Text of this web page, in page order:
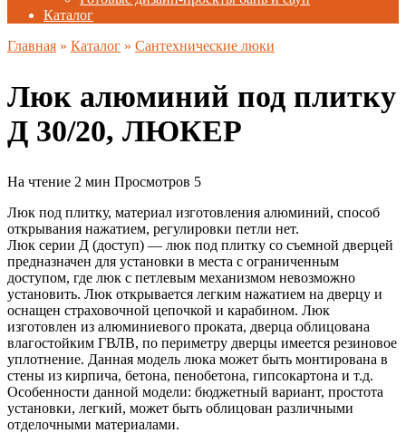
Каталог
Главная » Каталог » Сантехнические люки
Люк алюминий под плитку
Д 30/20, ЛЮКЕР
На чтение 2 мин Просмотров 5
Люк под плитку, материал изготовления алюминий, способ
открывания нажатием, регулировки петли нет.
Люк серии Д (доступ) — люк под плитку со съемной дверцей
предназначен для установки в места с ограниченным
доступом, где люк с петлевым механизмом невозможно
установить. Люк открывается легким нажатием на дверцу и
оснащен страховочной цепочкой и карабином. Люк
изготовлен из алюминиевого проката, дверца облицована
влагостойким ГВЛВ, по периметру дверцы имеется резиновое
уплотнение. Данная модель люка может быть монтирована в
стены из кирпича, бетона, пенобетона, гипсокартона и т.д.
Особенности данной модели: бюджетный вариант, простота
установки, легкий, может быть облицован различными
отделочными материалами.